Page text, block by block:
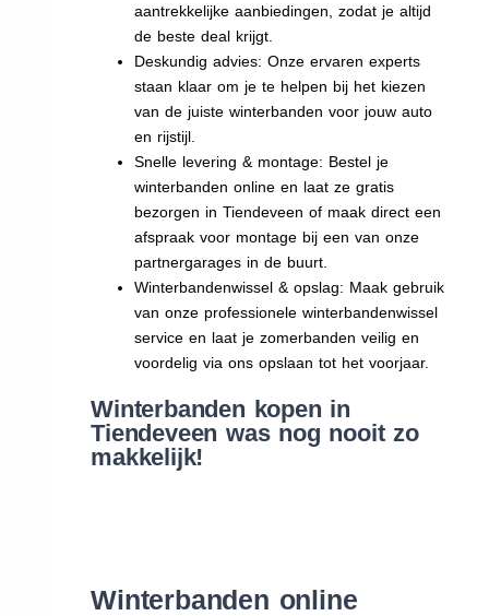
aantrekkelijke aanbiedingen, zodat je altijd
de beste deal krijgt.
Deskundig advies: Onze ervaren experts
staan klaar om je te helpen bij het kiezen
van de juiste winterbanden voor jouw auto
en rijstijl.
Snelle levering & montage: Bestel je
winterbanden online en laat ze gratis
bezorgen in Tiendeveen of maak direct een
afspraak voor montage bij een van onze
partnergarages in de buurt.
Winterbandenwissel & opslag: Maak gebruik
van onze professionele winterbandenwissel
service en laat je zomerbanden veilig en
voordelig via ons opslaan tot het voorjaar.
Winterbanden kopen in
Tiendeveen was nog nooit zo
makkelijk!
Winterbanden online